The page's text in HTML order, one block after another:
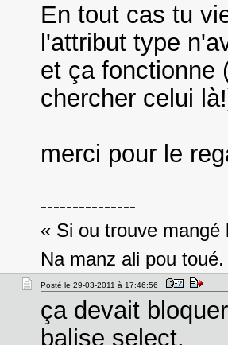
En tout cas tu
l'attribut type
et ça fonctionne
chercher celui
merci pour le
---------------
« Si ou trouve
Na manz ali pou toué.
Posté le 29-03-2011 à 17:46:56
ça devait
balise select.